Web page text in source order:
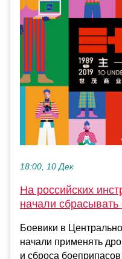
18:00, 10 Дек
На российских
начали
Боевики в
начали применять
и сброса